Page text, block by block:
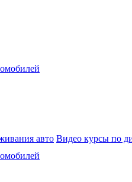
авто Видео курсы по